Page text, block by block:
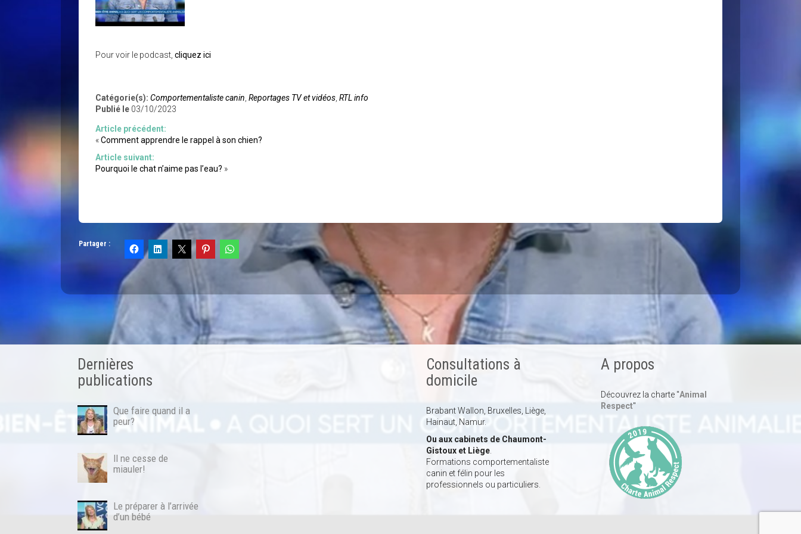
Pour voir le podcast, cliquez ici
Catégorie(s): Comportementaliste canin Reportages TV et vidéos RTL info
Publié le 03/10/2023
Article précédent:
«Comment apprendre le rappel à son chien?
Article suivant:
Pourquoi le chat n’aime pas l’eau? »
Partager :
Dernières
publications
Que faire quand il a
peur?
Il ne cesse de
miauler!
Le préparer à l’arrivée
d’un bébé
Consultations à
domicile
Brabant Wallon, Bruxelles, Liège,
Hainaut, Namur.
Ou aux cabinets de Chaumont-
Gistoux et Liège
Formations comportementaliste
canin et félin pour les
professionnels ou particuliers.
A propos
Découvrez la charte "Animal
Respect"